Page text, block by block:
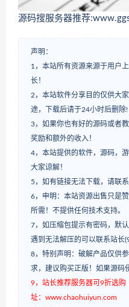
源码搜服务器推荐
声明：
1，本站所有资源来源于用户
长！
2，本站软件分享目的仅供大
途，下载后请于24小时后删除!
3，如果你也有好的源码或者
奖励和额外的收入！
4，本站提供的软件，源码，
大家谅解！
5，如有链接无法下载，请联系
6，申明：本站资源出售只是
所需！不提供任何技术支持。
7，如压缩包提示有密码，默
遇到无法解压的可以联系站长
8，特别声明：破解产品仅供
求，建议购买正版！如果源码
9，站长推荐服务器可9折选
址：www.chaohuiyun.com